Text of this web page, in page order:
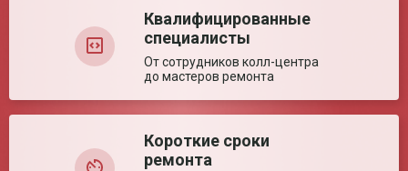
Квалифицированные
специалисты
От сотрудников колл-центра
до мастеров ремонта
Короткие сроки
ремонта